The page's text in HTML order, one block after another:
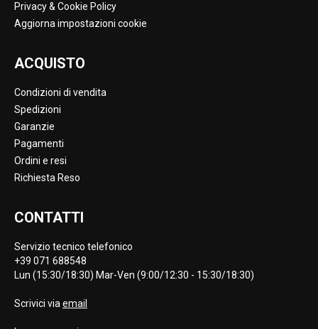
Privacy & Cookie Policy
Aggiorna impostazioni cookie
ACQUISTO
Condizioni di vendita
Spedizioni
Garanzie
Pagamenti
Ordini e resi
Richiesta Reso
CONTATTI
Servizio tecnico telefonico
+39 071 688548
Lun (15:30/18:30) Mar-Ven (9:00/12:30 - 15:30/18:30)
Scrivici via email